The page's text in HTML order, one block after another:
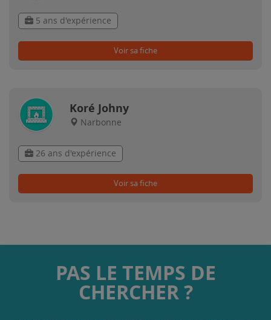
5 ans d'expérience
Voir sa fiche
Koré Johny
Narbonne
26 ans d'expérience
Voir sa fiche
PAS LE TEMPS DE
CHERCHER ?